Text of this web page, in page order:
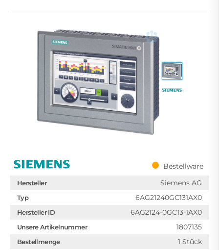
Bestellware
Hersteller Siemens AG
Typ 6AG21240GC131AX0
Hersteller ID 6AG2124-0GC13-1AX0
Unsere Artikelnummer 1807135
Bestellmenge 1 Stück